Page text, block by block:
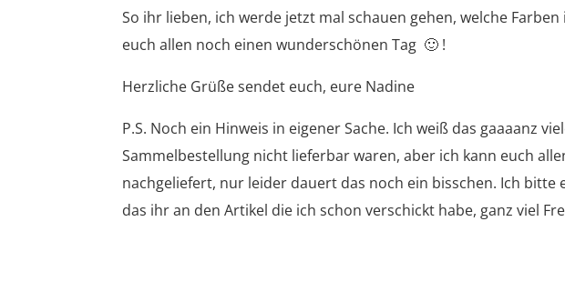
So ihr lieben, ich werde jetzt mal schauen gehen, welche
euch allen noch einen wunderschönen Tag 🙂 !
Herzliche Grüße sendet euch, eure Nadine
P.S. Noch ein Hinweis in eigener Sache. Ich weiß das gaaaanz
Sammelbestellung nicht lieferbar waren, aber ich kann euch
nachgeliefert, nur leider dauert das noch ein bisschen. Ich
das ihr an den Artikel die ich schon verschickt habe, ganz viel